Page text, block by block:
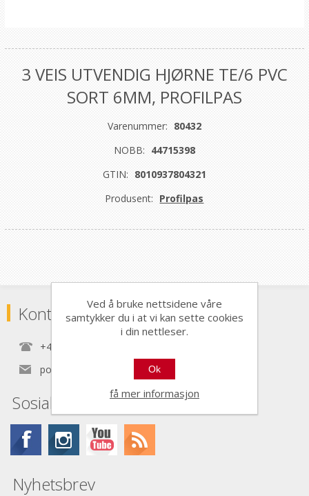
3 VEIS UTVENDIG HJØRNE TE/6 PVC
SORT 6MM, PROFILPAS
Varenummer: 80432
NOBB: 44715398
GTIN: 8010937804321
Produsent: Profilpas
Kontaktinformasjon
+47 22 30 40 70
post@nordictools.no
Sosiale medier
Nyhetsbrev
Ved å bruke nettsidene våre
samtykker du i at vi kan sette cookies
i din nettleser.
Ok
få mer informasjon